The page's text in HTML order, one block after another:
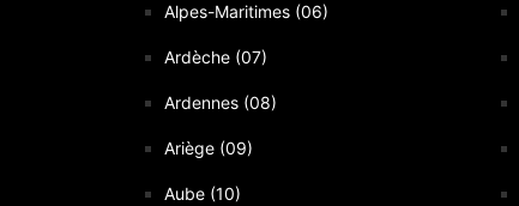
Alpes-Maritimes (06)
Ardèche (07)
Ardennes (08)
Ariège (09)
Aube (10)